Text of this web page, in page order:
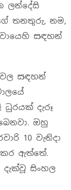
ලන්දේසි
තනතුරු, නම,
සඳහන්
සඳහන්
දැරූ
ඔහු
10 වැනිදා
ඇත්තේ.
සිංහල